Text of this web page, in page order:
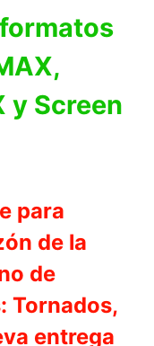
y Screen
para
de la
de
Tornados,
entrega